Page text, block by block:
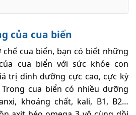
của cua biển
cua biển, bạn có biết những
cua biển với sức khỏe con
trị dinh dưỡng cực cao, cực kỳ
cua biển có nhiều dưỡng
khoáng chất, kali, B1, B2…